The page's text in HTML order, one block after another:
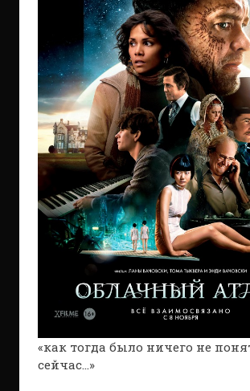
«как тогда было ничего не
сейчас…»